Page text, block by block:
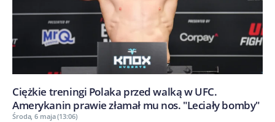
Ciężkie treningi Polaka przed walką w UFC.
Amerykanin prawie złamał mu nos. "Leciały bomby"
Środa, 6 maja (13:06)